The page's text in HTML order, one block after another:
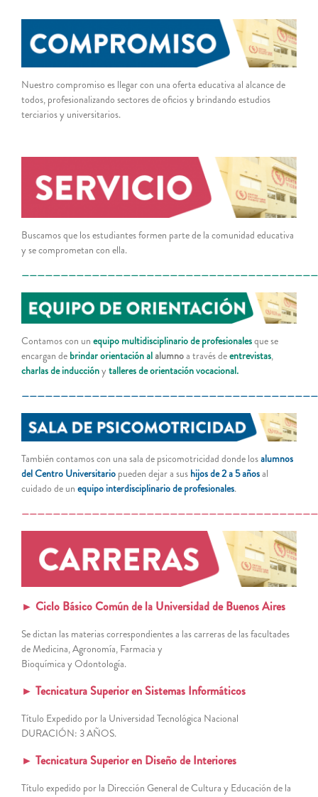
Nuestro compromiso es llegar con una oferta educativa al alcance de
todos, profesionalizando sectores de oficios y brindando estudios
terciarios y universitarios.
Buscamos que los estudiantes formen parte de la comunidad educativa
y se comprometan con ella.
Contamos con un equipo multidisciplinario de profesionalesque se
encargan de brindar orientación al alumnoa través deentrevistas,
charlas de induccióny talleres de orientación vocacional.
También contamos con una sala de psicomotricidad donde losalumnos
del Centro Universitario pueden dejar a sus hijos de 2 a 5 añosal
cuidado de un equipo interdisciplinario de profesionales.
► Ciclo Básico Común de la Universidad de Buenos Aires
Se dictan las materias correspondientes a las carreras de las facultades
de Medicina, Agronomía, Farmacia y
Bioquímica y Odontología.
► Tecnicatura Superior en Sistemas Informáticos
Título Expedido por la Universidad Tecnológica Nacional
DURACIÓN: 3 AÑOS.
► Tecnicatura Superior en Diseño de Interiores
Título expedido por la Dirección General de Cultura y Educación de la